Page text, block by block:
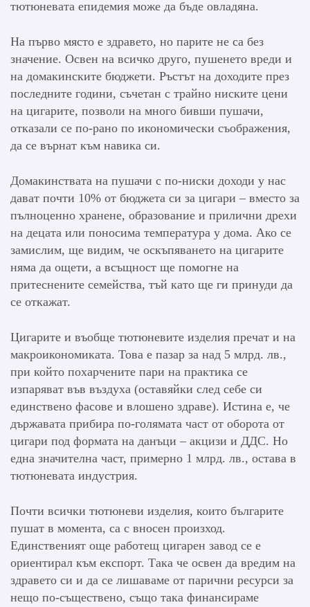
тютюневата епидемия може да бъде овладяна.
На първо място е здравето, но парите не са без
значение. Освен на всичко друго, пушенето вреди и
на домакинските бюджети. Ръстът на доходите през
последните години, съчетан с трайно ниските цени
на цигарите, позволи на много бивши пушачи,
отказали се по-рано по икономически съображения,
да се върнат към навика си.
Домакинствата на пушачи с по-ниски доходи у нас
дават почти 10% от бюджета си за цигари – вместо за
пълноценно хранене, образование и прилични дрехи
на децата или поносима температура у дома. Ако се
замислим, ще видим, че оскъпяването на цигарите
няма да ощети, а всъщност ще помогне на
притеснените семейства, тъй като ще ги принуди да
се откажат.
Цигарите и въобще тютюневите изделия пречат и на
макроикономиката. Това е пазар за над 5 млрд. лв.,
при който похарчените пари на практика се
изпаряват във въздуха (оставяйки след себе си
единствено фасове и влошено здраве). Истина е, че
държавата прибира по-голямата част от оборота от
цигари под формата на данъци – акцизи и ДДС. Но
една значителна част, примерно 1 млрд. лв., остава в
тютюневата индустрия.
Почти всички тютюневи изделия, които българите
пушат в момента, са с вносен произход.
Единственият още работещ цигарен завод се е
ориентирал към експорт. Така че освен да вредим на
здравето си и да се лишаваме от парични ресурси за
нещо по-съществено, също така финансираме